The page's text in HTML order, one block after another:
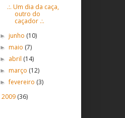
.:. Um dia da caça,
outro do
caçador .:.
► junho (10)
► maio (7)
► abril (14)
► março (12)
►fevereiro (3)
2009 (36)